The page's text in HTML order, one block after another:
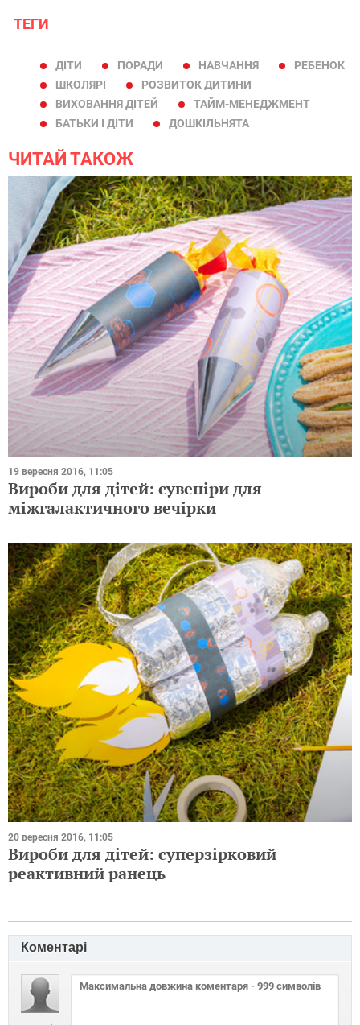
ТЕГИ
ДІТИ ПОРАДИ НАВЧАННЯ
РЕБЕНОК
ШКОЛЯРІ
РОЗВИТОК ДИТИНИ
ВИХОВАННЯ ДІТЕЙ
ТАЙМ-МЕНЕДЖМЕНТ
БАТЬКИ І ДІТИ
ДОШКІЛЬНЯТА
ЧИТАЙ ТАКОЖ
19 вересня 2016, 11:05
Вироби для дітей: сувеніри для
міжгалактичного вечірки
20 вересня 2016, 11:05
Вироби для дітей: суперзірковий
реактивний ранець
Коментарі